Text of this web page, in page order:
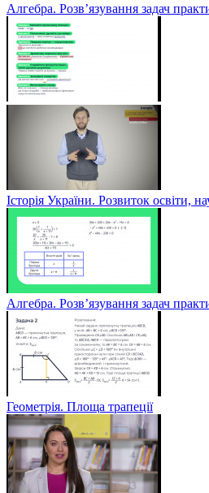
Алгебра. Розв’язування задач
Історія України. Розвиток освіти,
Алгебра. Розв’язування задач
Геометрія. Площа трапеції